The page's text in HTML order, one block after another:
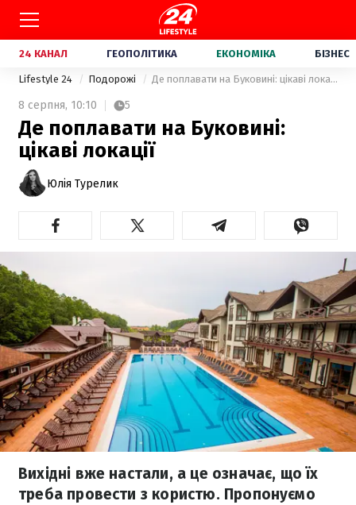
24 КАНАЛ ГЕОПОЛІТИКА ЕКОНОМІКА БІЗНЕС
Lifestyle 24 Подорожі Де поплавати на Буковині: цікаві локації
8 серпня, 10:10 5
Де поплавати на Буковині:
цікаві локації
Юлія Турелик
Вихідні вже настали, а це означає, що їх
треба провести з користю. Пропонуємо